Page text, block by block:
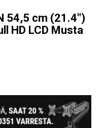
54,5 cm (21.4")
HD LCD Musta